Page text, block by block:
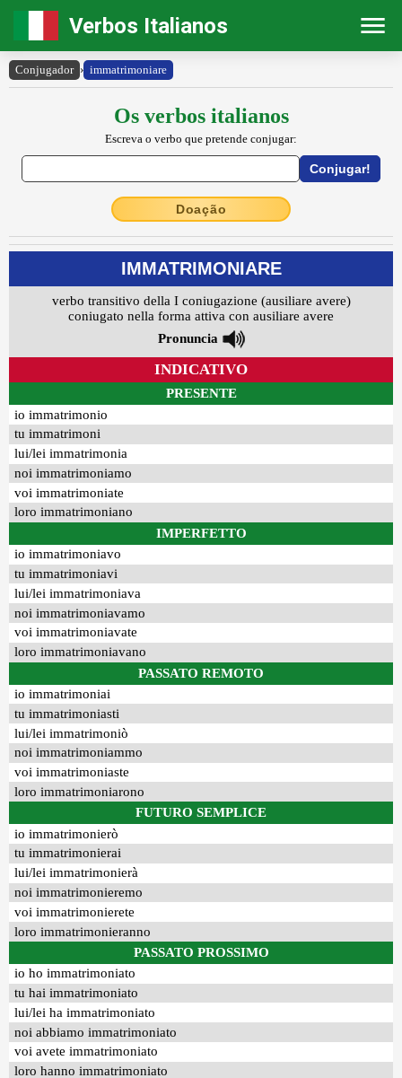
Verbos Italianos
Conjugador › immatrimoniare
Os verbos italianos
Escreva o verbo que pretende conjugar:
Doação
IMMATRIMONIARE
verbo transitivo della I coniugazione (ausiliare avere)
coniugato nella forma attiva con ausiliare avere
Pronuncia
INDICATIVO
PRESENTE
io immatrimonio
tu immatrimoni
lui/lei immatrimonia
noi immatrimoniamo
voi immatrimoniate
loro immatrimoniano
IMPERFETTO
io immatrimoniavo
tu immatrimoniavi
lui/lei immatrimoniava
noi immatrimoniavamo
voi immatrimoniavate
loro immatrimoniavano
PASSATO REMOTO
io immatrimoniai
tu immatrimoniasti
lui/lei immatrimoniò
noi immatrimoniammo
voi immatrimoniaste
loro immatrimoniarono
FUTURO SEMPLICE
io immatrimonierò
tu immatrimonierai
lui/lei immatrimonierà
noi immatrimonieremo
voi immatrimonierete
loro immatrimonieranno
PASSATO PROSSIMO
io ho immatrimoniato
tu hai immatrimoniato
lui/lei ha immatrimoniato
noi abbiamo immatrimoniato
voi avete immatrimoniato
loro hanno immatrimoniato